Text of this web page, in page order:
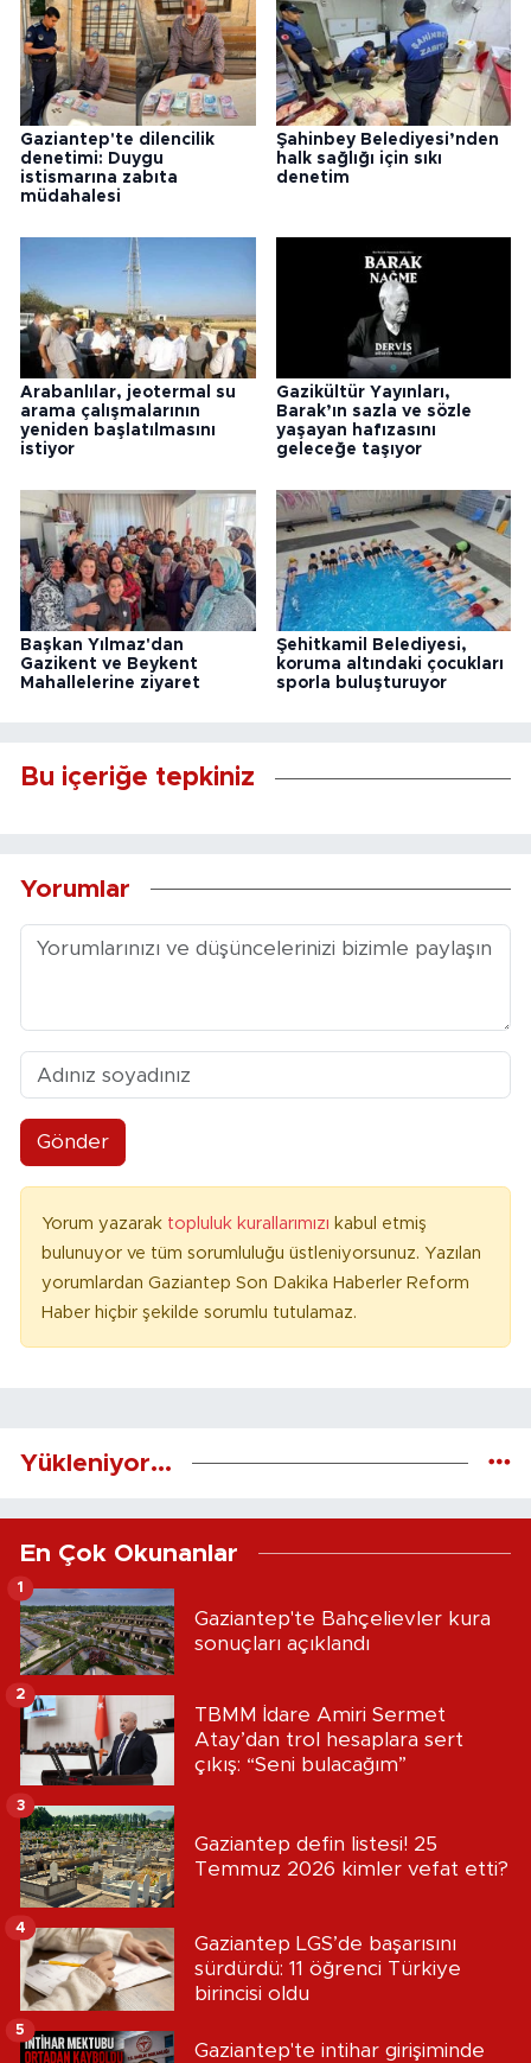
Gaziantep'te dilencilik
denetimi: Duygu
istismarına zabıta
müdahalesi
Şahinbey Belediyesi’nden
halk sağlığı için sıkı
denetim
Arabanlılar, jeotermal su
arama çalışmalarının
yeniden başlatılmasını
istiyor
Gazikültür Yayınları,
Barak’ın sazla ve sözle
yaşayan hafızasını
geleceğe taşıyor
Başkan Yılmaz'dan
Gazikent ve Beykent
Mahallelerine ziyaret
Şehitkamil Belediyesi,
koruma altındaki çocukları
sporla buluşturuyor
Bu içeriğe tepkiniz
Yorumlar
Gönder
Yorum yazarak topluluk kurallarımızı kabul etmiş
bulunuyor ve tüm sorumluluğu üstleniyorsunuz. Yazılan
yorumlardan Gaziantep Son Dakika Haberler Reform
Haber hiçbir şekilde sorumlu tutulamaz.
Yükleniyor...
En Çok Okunanlar
Gaziantep'te Bahçelievler kura
sonuçları açıklandı
1
TBMM İdare Amiri Sermet
Atay’dan trol hesaplara sert
çıkış: “Seni bulacağım”
2
Gaziantep defin listesi! 25
Temmuz 2026 kimler vefat etti?
3
Gaziantep LGS’de başarısını
sürdürdü: 11 öğrenci Türkiye
birincisi oldu
4
Gaziantep'te intihar girişiminde
5